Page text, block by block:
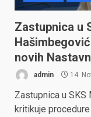
Zastupnica u
novih
admin 14.
Zastupnica u
kritikuje